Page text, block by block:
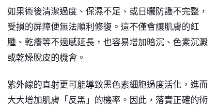
如果術後清潔過度、保濕不足、或日曬防護不完整，
受損的屏障便無法順利修復。這不僅會讓肌膚的紅
腫、乾癢等不適感延長，也容易增加暗沉、色素沉澱
或乾燥脫皮的機會。
紫外線的直射更可能導致黑色素細胞過度活化，進而
大大增加肌膚「反黑」的機率。因此，落實正確的術